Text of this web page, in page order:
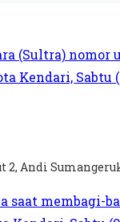
Andi